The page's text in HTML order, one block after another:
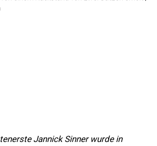
Jannick Sinner wurde in